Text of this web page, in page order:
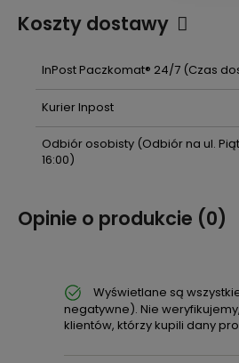
Koszty dostawy
Cena
InPost Paczkomat® 24/7(Czas
Kurier Inpost
Odbiór osobisty(Odbiór na ul.
16:00)
Opinie o produkcie (0)
Wyświetlane są
negatywne). Nie
klientów, którzy kupili dany